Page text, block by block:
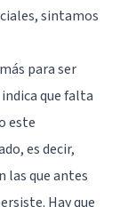
sintamos
para ser
que falta
este
es decir,
las que antes
Hay que